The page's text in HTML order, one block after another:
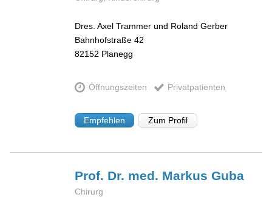
Dres. Axel Trammer und Roland Gerber
Bahnhofstraße 42
82152 Planegg
Öffnungszeiten Privatpatienten
Empfehlen Zum Profil
Prof. Dr. med. MarkusGuba
Chirurg